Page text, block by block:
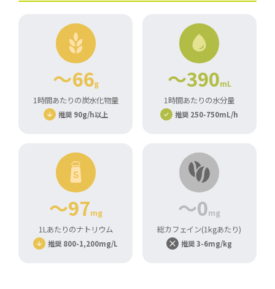
～66g
1時間あたりの炭水化物量
推奨 90g/h以上
～390mL
1時間あたりの水分量
推奨 250-750mL/h
～97mg
1Lあたりのナトリウム
推奨 800-1,200mg/L
～0mg
総カフェイン(1kgあたり)
推奨 3-6mg/kg